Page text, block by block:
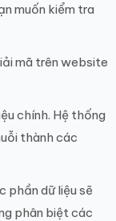
muốn kiểm tra
mã trên website
chính. Hệ thống
thành các
phần dữ liệu sẽ
phân biệt các